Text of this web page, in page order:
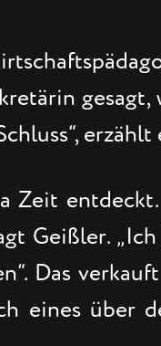
Zeit
Geißler.
Das
eines über